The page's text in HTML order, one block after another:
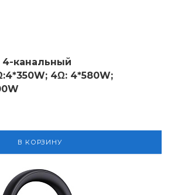
4-канальный
4Ω: 4*580W;
В КОРЗИНУ